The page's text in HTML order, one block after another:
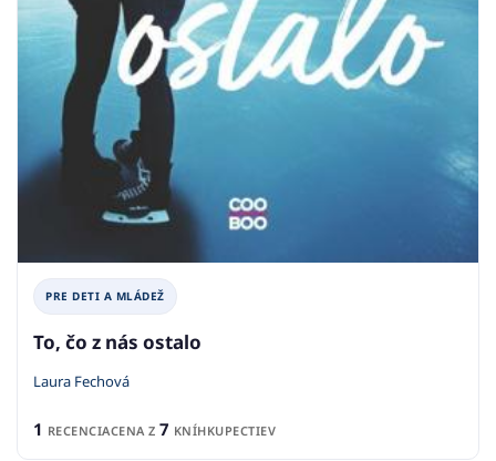
PRE DETI A MLÁDEŽ
To, čo z nás ostalo
Laura Fechová
1 RECENCIACENA Z 7 KNÍHKUPECTIEV